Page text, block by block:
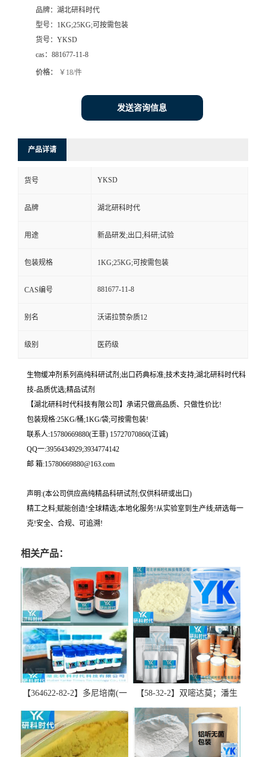
品牌： 湖北研科时代
型号： 1KG;25KG;可按需包装
货号： YKSD
cas： 881677-11-8
价格： ￥18/件
发送咨询信息
产品详请
货号 YKSD
品牌 湖北研科时代
用途 新品研发;出口;科研;试验
包装规格 1KG;25KG;可按需包装
CAS编号 881677-11-8
别名 沃诺拉赞杂质12
级别 医药级
生物缓冲剂系列高纯科研试剂;出口药典标准;技术支持;湖北研科时代科
技-品质优选;精品试剂
【湖北研科时代科技有限公司】承诺只做高品质、只做性价比!
包装规格:25KG/桶;1KG/袋;可按需包装!
联系人:15780669880(王菲) 15727070860(江诚)
QQ一:3956434929;3934774142
邮 箱:15780669880@163.com
声明:(本公司供应高纯精品科研试剂;仅供科研或出口)
精工之料;赋能创造!全球精选;本地化服务!从实验室到生产线;研选每一
克!安全、合规、可追溯!
相关产品：
【364622-82-2】多尼培南(一
精品科研试剂-湖北研科时代
科技-“研”无止境;“科”学创
新！支持三方验证；支持定
【58-32-2】双嘧达莫；潘生
丁-精品科研试剂-湖北研科时
代科技-“研”无止境;“科”学创
新！支持三方验证；支持定
制；检测图谱；MSDS等技术